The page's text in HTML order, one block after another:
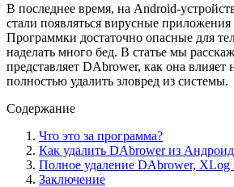
В последнее время, на Android-
стали появляться вирусные
Программки достаточно опасные для
наделать много бед. В статье мы
представляет DAbrower, как она влияет
полностью удалить зловред из системы.
Содержание
Что это за программа?
Как удалить DAbrower из
Полное удаление DAbrower, XLog
Заключение